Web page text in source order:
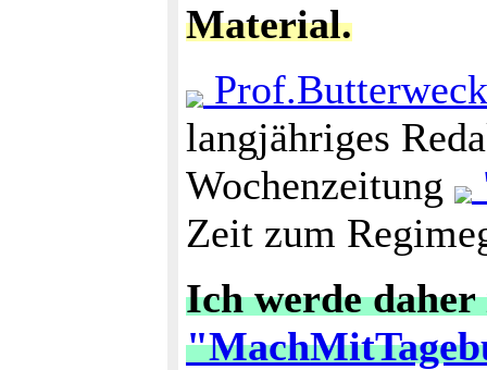
Material.
Prof.Butterweck
langjähriges
Wochenzeitung
Zeit zum
Ich werde